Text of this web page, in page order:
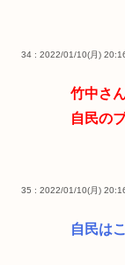
34 : 2022/01/10(月)
竹中さ
自民の
35 : 2022/01/10(月)
自民は